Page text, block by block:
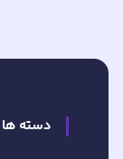
دسته ها